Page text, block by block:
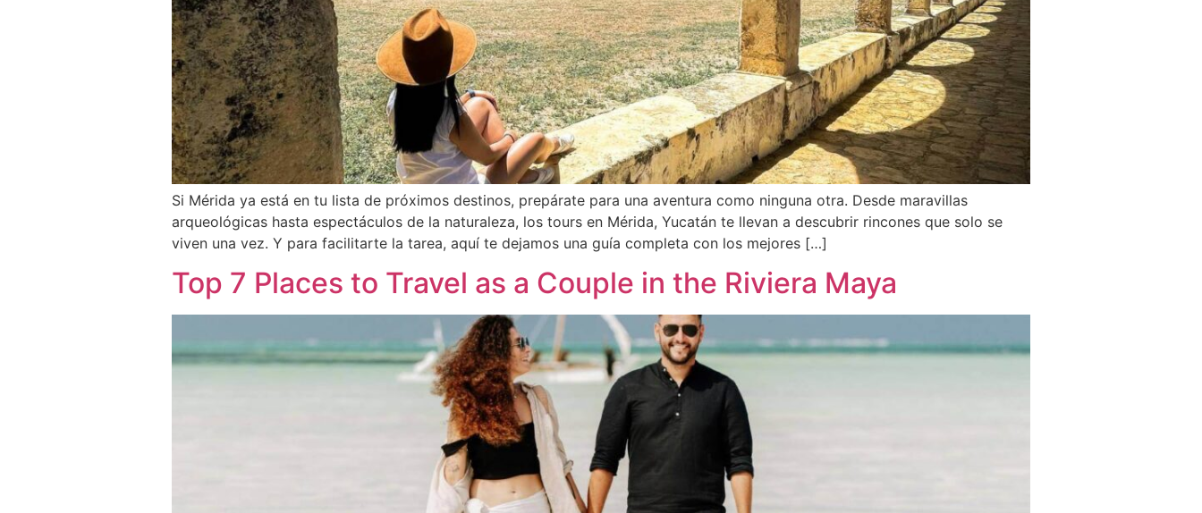
Si Mérida ya está en tu lista de próximos destinos, prepárate para una aventura como ninguna otra. Desde maravillas
arqueológicas hasta espectáculos de la naturaleza, los tours en Mérida, Yucatán te llevan a descubrir rincones que solo se
viven una vez. Y para facilitarte la tarea, aquí te dejamos una guía completa con los mejores […]
Top 7 Places to Travel as a Couple in the Riviera Maya